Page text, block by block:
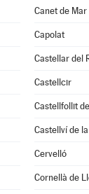
Canet de Mar
Capolat
Castellar del
Castellcir
Castellfollit
Castellví de
Cervelló
Cornellà de